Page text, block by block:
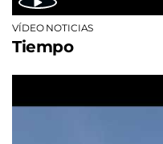
VÍDEO NOTICIAS
Tiempo